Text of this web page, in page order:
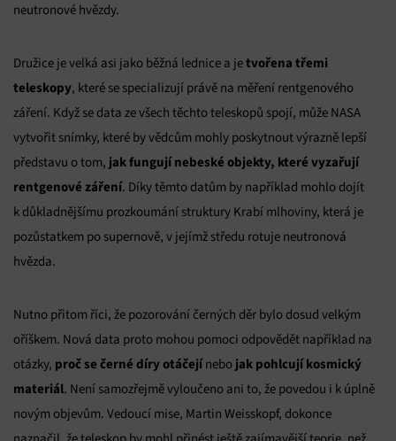
neutronové hvězdy.
Družice je velká asi jako běžná lednice a jetvořena třemi
teleskopy, které se specializují právě na měření rentgenového
záření. Když se data ze všech těchto teleskopů spojí, může NASA
vytvořit snímky, které by vědcům mohly poskytnout výrazně lepší
představu o tom, jak fungují nebeské objekty, které vyzařují
rentgenové záření. Díky těmto datům by například mohlo dojít
k důkladnějšímu prozkoumání struktury Krabí mlhoviny, která je
pozůstatkem po supernově, v jejímž středu rotuje neutronová
hvězda.
Nutno přitom říci, že pozorování černých děr bylo dosud velkým
oříškem. Nová data proto mohou pomoci odpovědět například na
otázky, proč se černé díry otáčejínebo jak pohlcují kosmický
materiál. Není samozřejmě vyloučeno ani to, že povedou i k úplně
novým objevům. Vedoucí mise, Martin Weisskopf, dokonce